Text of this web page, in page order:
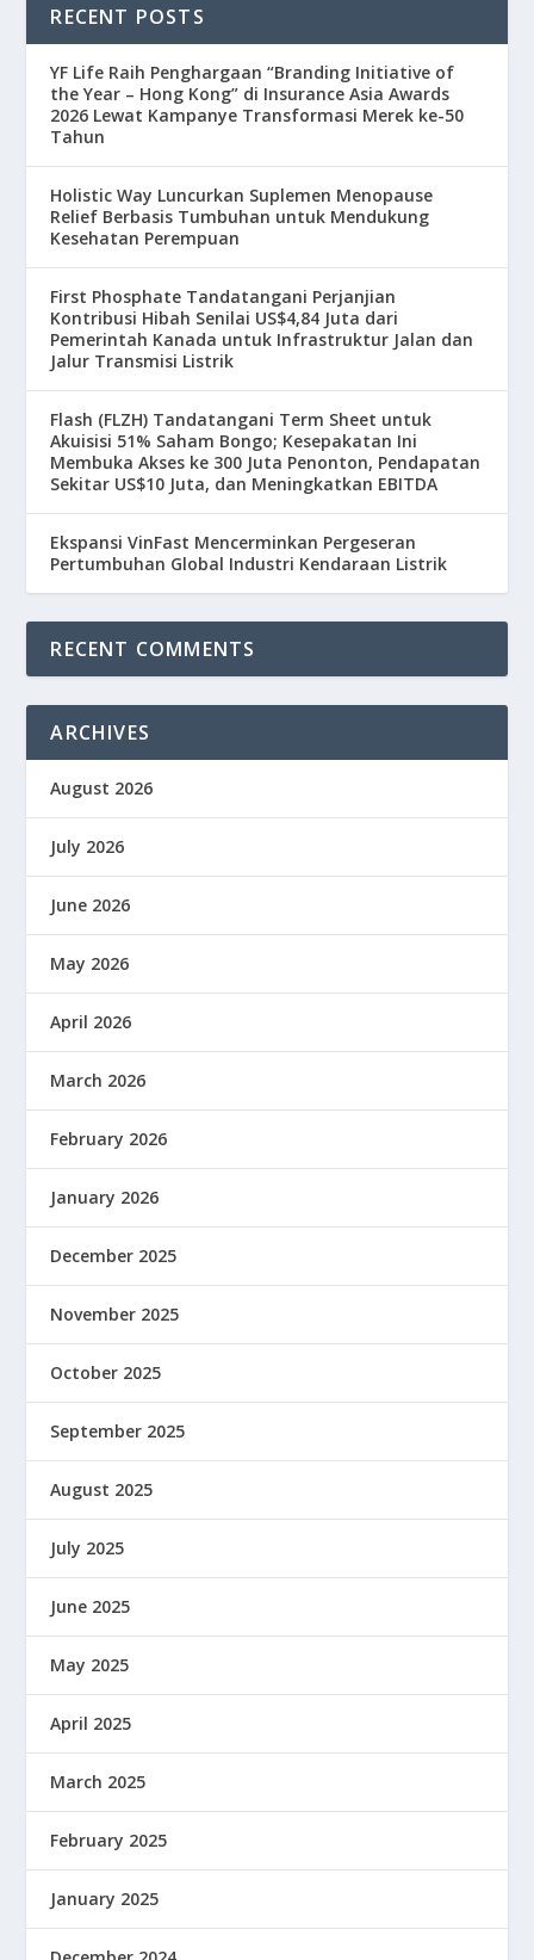
RECENT POSTS
YF Life Raih Penghargaan “Branding Initiative of
the Year – Hong Kong” di Insurance Asia Awards
2026 Lewat Kampanye Transformasi Merek ke-50
Tahun
Holistic Way Luncurkan Suplemen Menopause
Relief Berbasis Tumbuhan untuk Mendukung
Kesehatan Perempuan
First Phosphate Tandatangani Perjanjian
Kontribusi Hibah Senilai US$4,84 Juta dari
Pemerintah Kanada untuk Infrastruktur Jalan dan
Jalur Transmisi Listrik
Flash (FLZH) Tandatangani Term Sheet untuk
Akuisisi 51% Saham Bongo; Kesepakatan Ini
Membuka Akses ke 300 Juta Penonton, Pendapatan
Sekitar US$10 Juta, dan Meningkatkan EBITDA
Ekspansi VinFast Mencerminkan Pergeseran
Pertumbuhan Global Industri Kendaraan Listrik
RECENT COMMENTS
ARCHIVES
August 2026
July 2026
June 2026
May 2026
April 2026
March 2026
February 2026
January 2026
December 2025
November 2025
October 2025
September 2025
August 2025
July 2025
June 2025
May 2025
April 2025
March 2025
February 2025
January 2025